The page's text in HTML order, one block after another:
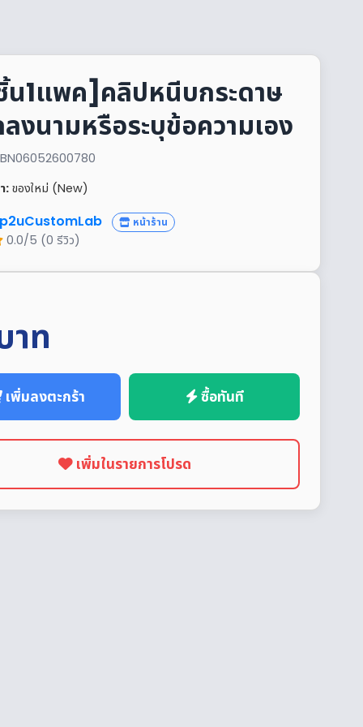
1แพค]คลิปหนีบกระดาษ
งนามหรือระบุข้อความเอง
: ของใหม่ (New)
หน้าร้าน
0.0/5 (0 รีวิว)
าท
เพิ่มลงตะกร้า ซื้อทันที
เพิ่มในรายการโปรด